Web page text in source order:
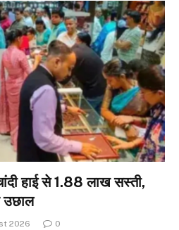
हाई से ₹1.88 लाख सस्ती,
उछाल
2026 0